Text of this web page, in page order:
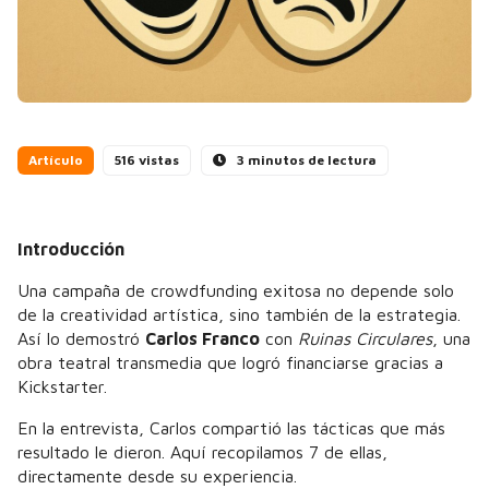
Artículo 516 vistas 3 minutos de lectura
Introducción
Una campaña de crowdfunding exitosa no depende solo
de la creatividad artística, sino también de la estrategia.
Así lo demostró Carlos Franco con Ruinas Circulares, una
obra teatral transmedia que logró financiarse gracias a
Kickstarter.
En la entrevista, Carlos compartió las tácticas que más
resultado le dieron. Aquí recopilamos 7 de ellas,
directamente desde su experiencia.